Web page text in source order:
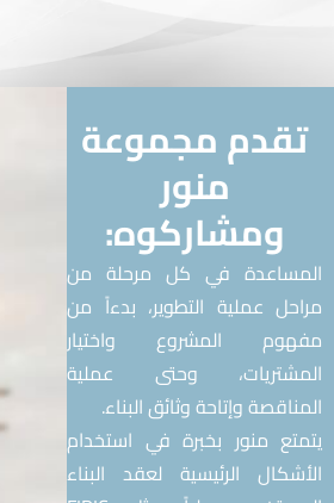
مجموعة
منور
ومشاركوه:
في كل مرحلة من
عملية التطوير، بدءاً من
المشروع واختيار
وحتى عملية
وإتاحة وثائق البناء.
منور بخبرة في استخدام
الرئيسية لعقد البناء